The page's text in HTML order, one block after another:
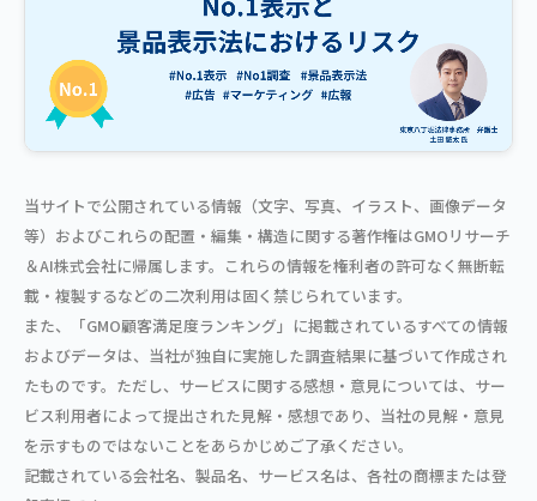
当サイトで公開されている情報（文字、写真、イラスト、画像データ
等）およびこれらの配置・編集・構造に関する著作権はGMOリサーチ
＆AI株式会社に帰属します。これらの情報を権利者の許可なく無断転
載・複製するなどの二次利用は固く禁じられています。
また、「GMO顧客満足度ランキング」に掲載されているすべての情報
およびデータは、当社が独自に実施した調査結果に基づいて作成され
たものです。ただし、サービスに関する感想・意見については、サー
ビス利用者によって提出された見解・感想であり、当社の見解・意見
を示すものではないことをあらかじめご了承ください。
記載されている会社名、製品名、サービス名は、各社の商標または登